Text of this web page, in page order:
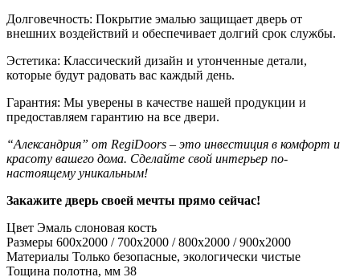
Долговечность: Покрытие эмалью защищает дверь от
внешних воздействий и обеспечивает долгий срок службы.
Эстетика: Классический дизайн и утонченные детали,
которые будут радовать вас каждый день.
Гарантия: Мы уверены в качестве нашей продукции и
предоставляем гарантию на все двери.
“Александрия” от RegiDoors – это инвестиция в комфорт и
красоту вашего дома. Сделайте свой интерьер по-
настоящему уникальным!
Закажите дверь своей мечты прямо сейчас!
Цвет Эмаль слоновая кость
Размеры 600x2000 / 700x2000 / 800x2000 / 900x2000
Материалы Только безопасные, экологически чистые
Тощина полотна, мм 38